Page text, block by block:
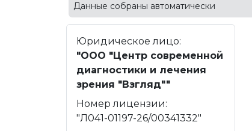
Данные собраны автоматически
Юридическое лицо:
"ООО "Центр современной
диагностики и лечения
зрения "Взгляд""
Номер лицензии:
"Л041-01197-26/00341332"